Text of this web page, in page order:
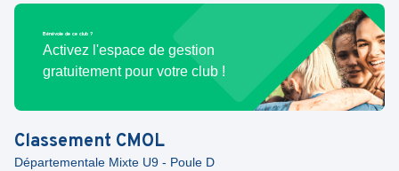
Bénévole de ce club ?
Activez l'espace de gestion
gratuitement pour votre club !
Classement CMOL
Départementale Mixte U9 - Poule D